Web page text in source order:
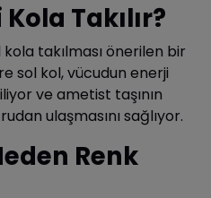
Takılır?
takılması önerilen bir
sol kol, vücudun enerji
ve ametist taşının
ulaşmasını sağlıyor.
Renk